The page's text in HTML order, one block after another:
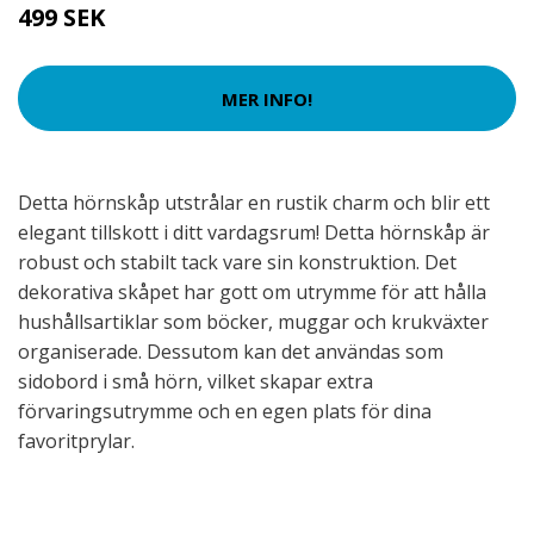
499 SEK
MER INFO!
Detta hörnskåp utstrålar en rustik charm och blir ett
elegant tillskott i ditt vardagsrum! Detta hörnskåp är
robust och stabilt tack vare sin konstruktion. Det
dekorativa skåpet har gott om utrymme för att hålla
hushållsartiklar som böcker, muggar och krukväxter
organiserade. Dessutom kan det användas som
sidobord i små hörn, vilket skapar extra
förvaringsutrymme och en egen plats för dina
favoritprylar.